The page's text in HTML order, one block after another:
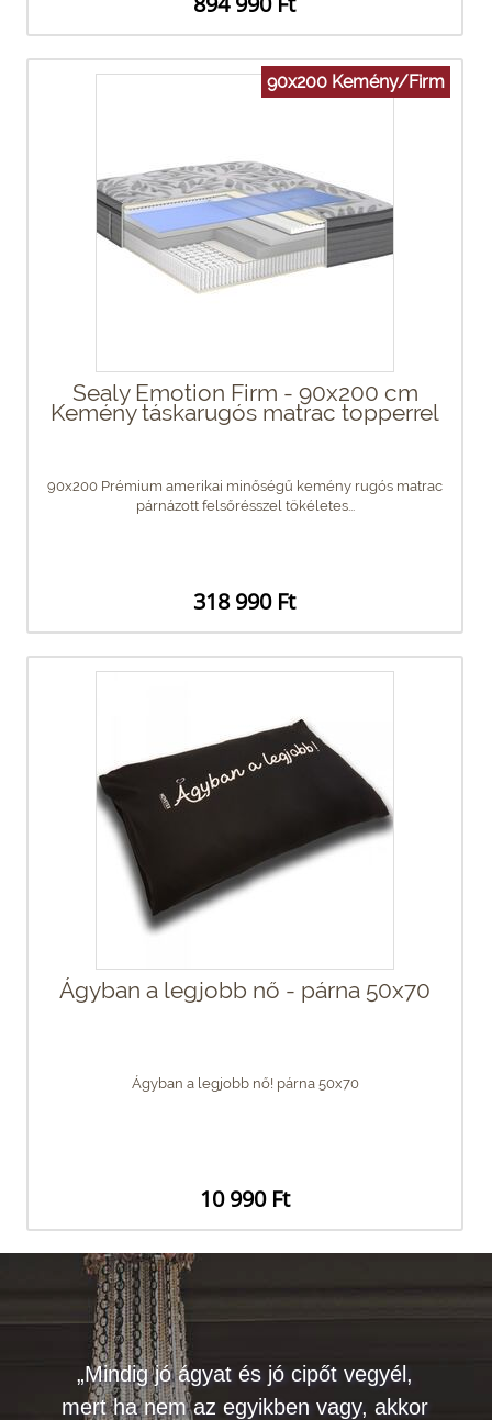
90x200 Kemény/Firm
Sealy Emotion Firm - 90x200 cm
Kemény táskarugós matrac topperrel
90x200 Prémium amerikai minőségű kemény rugós matrac
párnázott felsőrésszel tökéletes...
318 990 Ft
Ágyban a legjobb nő - párna 50x70
Ágyban a legjobb nő! párna 50x70
10 990 Ft
„Mindig jó ágyat és jó cipőt vegyél,
mert ha nem az egyikben vagy, akkor